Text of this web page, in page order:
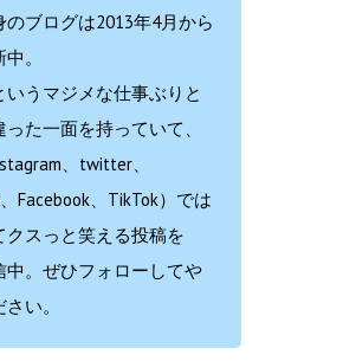
のブログは2013年4月から
。
いうマジメな仕事ぶりと
た一面を持っていて、
、twitter、
Facebook、TikTok）では
クスっと笑える投稿を
中。ぜひフォローしてや
い。